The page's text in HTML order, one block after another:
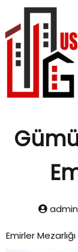
admin
Emirler Mezarlığı